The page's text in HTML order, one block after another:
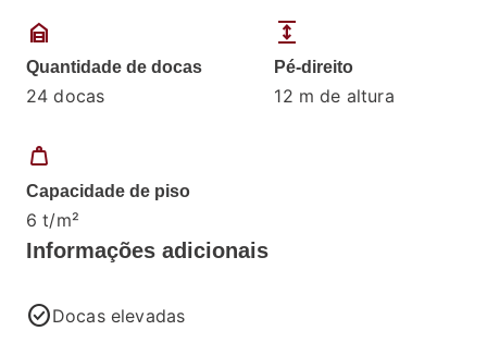
garage_home
Quantidade de docas
24 docas
expand
Pé-direito
12 m de altura
weight
Capacidade de piso
6 t/m²
Informações adicionais
check_circleDocas elevadas